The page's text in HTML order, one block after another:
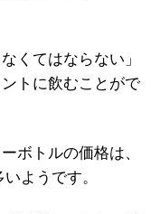
くてはならない」
トに飲むことがで
ボトルの価格は、
ようです。